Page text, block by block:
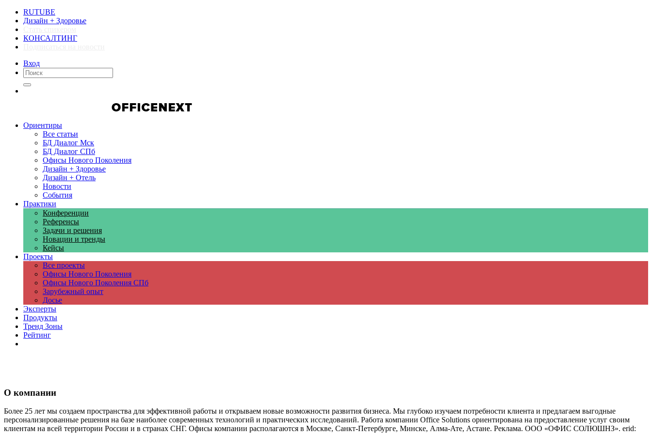
RUTUBE
Дизайн + Здоровье
КОНСАЛТИНГ
Вход
Ориентиры
Все статьи
БД Диалог Мск
БД Диалог СПб
Офисы Нового Поколения
Дизайн + Здоровье
Дизайн + Отель
Новости
События
Практики
Конференции
Референсы
Задачи и решения
Новации и тренды
Кейсы
Проекты
Все проекты
Офисы Нового Поколения
Офисы Нового Поколения СПб
Зарубежный опыт
Досье
Эксперты
Продукты
Тренд Зоны
Рейтинг
О компании
Более 25 лет мы создаем пространства для эффективной работы и открываем новые возможности развития бизнеса. Мы глубоко изучаем потребности клиента и предлагаем выгодные
персонализированные решения на базе наиболее современных технологий и практических исследований. Работа компании Office Solutions ориентирована на предоставление услуг своим
клиентам на всей территории России и в странах СНГ. Офисы компании располагаются в Москве, Санкт-Петербурге, Минске, Алма-Ате, Астане. Реклама. ООО «ОФИС СОЛЮШНЗ». erid: